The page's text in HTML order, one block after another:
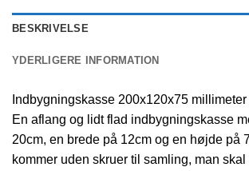
BESKRIVELSE
YDERLIGERE INFORMATION
Indbygningskasse 200x120x75
En aflang og lidt flad indbygningskasse
20cm, en brede på 12cm og en højde på
kommer uden skruer til samling, man